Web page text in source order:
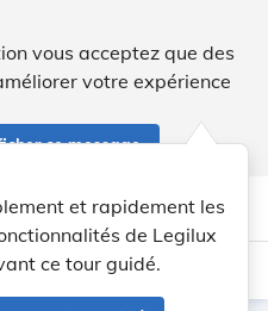
vous acceptez que des
votre expérience
ce message
account_circle help Aide
et rapidement les
de Legilux
ce tour guidé.
light_mode dark_mode